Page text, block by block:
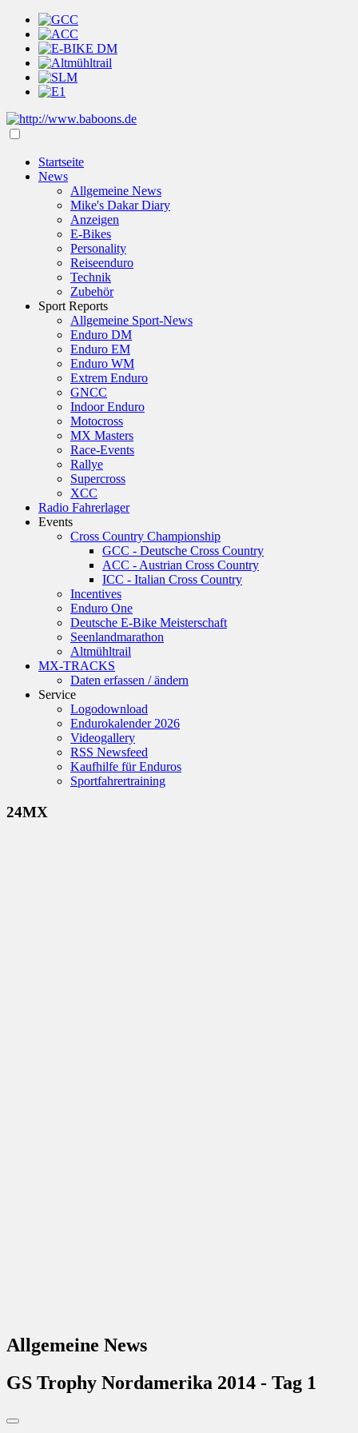
Startseite
News
Allgemeine News
Mike's Dakar Diary
Anzeigen
E-Bikes
Personality
Reiseenduro
Technik
Zubehör
Sport Reports
Allgemeine Sport-News
Enduro DM
Enduro EM
Enduro WM
Extrem Enduro
GNCC
Indoor Enduro
Motocross
MX Masters
Race-Events
Rallye
Supercross
XCC
Radio Fahrerlager
Events
Cross Country Championship
GCC - Deutsche Cross Country
ACC - Austrian Cross Country
ICC - Italian Cross Country
Incentives
Enduro One
Deutsche E-Bike Meisterschaft
Seenlandmarathon
Altmühltrail
MX-TRACKS
Daten erfassen / ändern
Service
Logodownload
Endurokalender 2026
Videogallery
RSS Newsfeed
Kaufhilfe für Enduros
Sportfahrertraining
24MX
Allgemeine News
GS Trophy Nordamerika 2014 - Tag 1